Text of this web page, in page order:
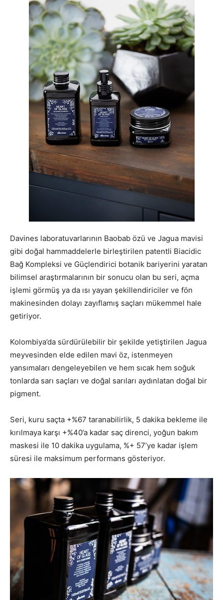
Davines laboratuvarlarının Baobab özü ve Jagua mavisi
gibi doğal hammaddelerle birleştirilen patentli Biacidic
Bağ Kompleksi ve Güçlendirici botanik bariyerini yaratan
bilimsel araştırmalarının bir sonucu olan bu seri, açma
işlemi görmüş ya da ısı yayan şekillendiriciler ve fön
makinesinden dolayı zayıflamış saçları mükemmel hale
getiriyor.
Kolombiya’da sürdürülebilir bir şekilde yetiştirilen Jagua
meyvesinden elde edilen mavi öz, istenmeyen
yansımaları dengeleyebilen ve hem sıcak hem soğuk
tonlarda sarı saçları ve doğal sarıları aydınlatan doğal bir
pigment.
Seri, kuru saçta +%67 taranabilirlik, 5 dakika bekleme ile
kırılmaya karşı +%40’a kadar saç direnci, yoğun bakım
maskesi ile 10 dakika uygulama, %+ 57’ye kadar işlem
süresi ile maksimum performans gösteriyor.